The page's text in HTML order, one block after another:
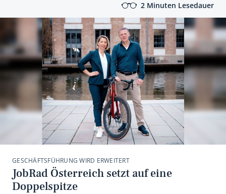
2 Minuten Lesedauer
GESCHÄFTSFÜHRUNG WIRD ERWEITERT
JobRad Österreich setzt auf eine
Doppelspitze